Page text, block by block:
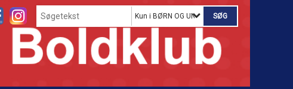
Kun i BØRN OG UNGDOM